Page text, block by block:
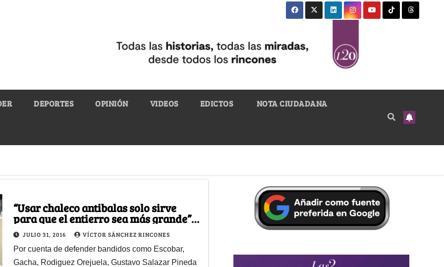
DEPORTES OPINIÓN VIDEOS EDICTOS NOTA CIUDADANA
“Usar chaleco antibalas solo sirve
para que el entierro sea más grande”,
dice el abogado de los narcos
JULIO 31, 2016 VÍCTOR SÁNCHEZ RINCONES
Por cuenta de defender bandidos como Escobar,
Gacha, Rodiguez Orejuela, Gustavo Salazar Pineda